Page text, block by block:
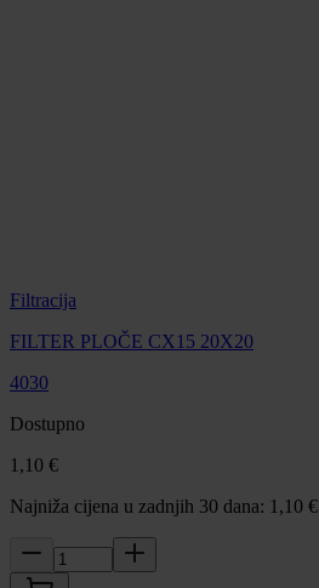
Filtracija
FILTER PLOČE CX15 20X20
4030
Dostupno
1,10 €
Najniža cijena u zadnjih 30 dana: 1,10 €